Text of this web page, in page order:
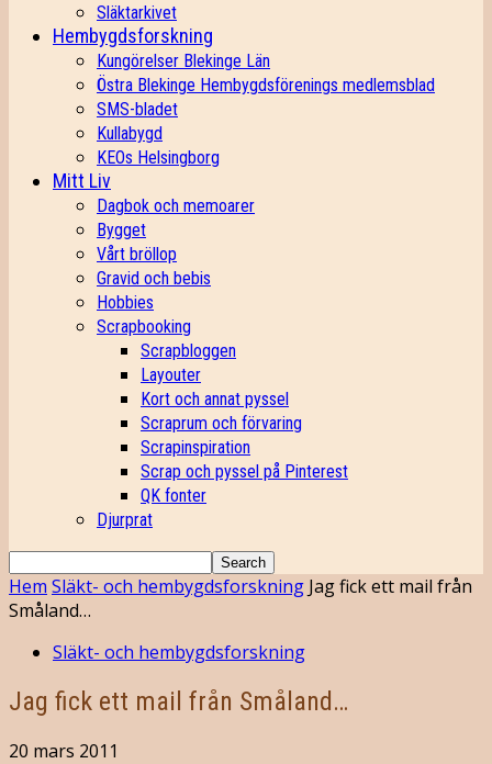
Släktarkivet
Hembygdsforskning
Kungörelser Blekinge Län
Östra Blekinge Hembygdsförenings medlemsblad
SMS-bladet
Kullabygd
KEOs Helsingborg
Mitt Liv
Dagbok och memoarer
Bygget
Vårt bröllop
Gravid och bebis
Hobbies
Scrapbooking
Scrapbloggen
Layouter
Kort och annat pyssel
Scraprum och förvaring
Scrapinspiration
Scrap och pyssel på Pinterest
QK fonter
Djurprat
Hem Släkt- och hembygdsforskning Jag fick ett mail från
Småland…
Släkt- och hembygdsforskning
Jag fick ett mail från Småland…
20 mars 2011